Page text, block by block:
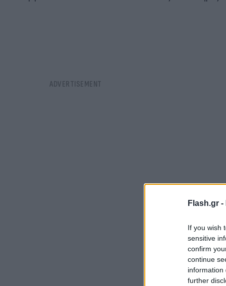
Flash.gr -
If you wish
sensitive
confirm
continue
information
further